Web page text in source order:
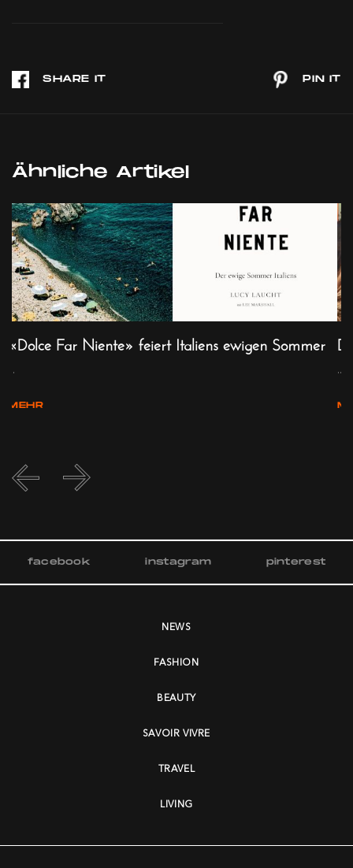
Ähnliche Artikel
«Dolce Far Niente» feiert Italiens ewigen Sommer
...
MEHR
...
facebook instagram pinterest
NEWS
FASHION
BEAUTY
SAVOIR VIVRE
TRAVEL
LIVING